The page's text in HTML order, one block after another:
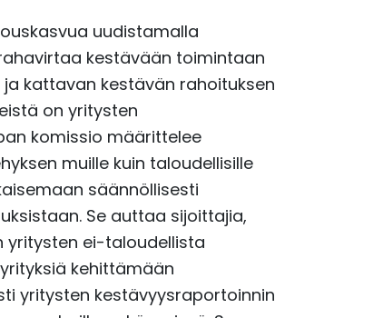
uudistamalla
kestävään toimintaan
ja kattavan kestävän rahoituksen
on yritysten
komissio määrittelee
muille kuin taloudellisille
säännöllisesti
Se auttaa sijoittajia,
yritysten ei-taloudellista
kehittämään
yritysten kestävyysraportoinnin